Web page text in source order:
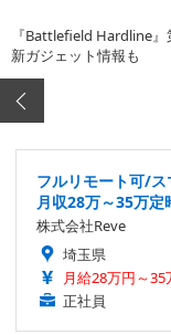
『Battlefield Hardline
新ガジェット情報も
フルリモート可/
月収28万～35万
株式会社Reve
埼玉県
月給28万円～35
正社員